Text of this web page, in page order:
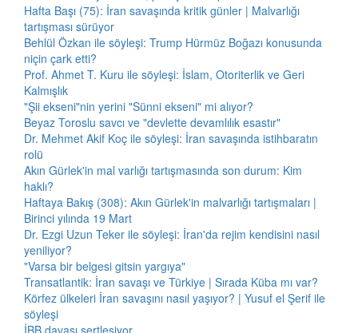
Hafta Başı (75): İran savaşında kritik günler | Malvarlığı
tartışması sürüyor
Behlül Özkan ile söyleşi: Trump Hürmüz Boğazı konusunda
niçin çark etti?
Prof. Ahmet T. Kuru ile söyleşi: İslam, Otoriterlik ve Geri
Kalmışlık
"Şii ekseni"nin yerini "Sünni ekseni" mi alıyor?
Beyaz Toroslu savcı ve "devlette devamlılık esastır"
Dr. Mehmet Akif Koç ile söyleşi: İran savaşında istihbaratın
rolü
Akın Gürlek'in mal varlığı tartışmasında son durum: Kim
haklı?
Haftaya Bakış (308): Akın Gürlek'in malvarlığı tartışmaları |
Birinci yılında 19 Mart
Dr. Ezgi Uzun Teker ile söyleşi: İran'da rejim kendisini nasıl
yeniliyor?
"Varsa bir belgesi gitsin yargıya"
Transatlantik: İran savaşı ve Türkiye | Sırada Küba mı var?
Körfez ülkeleri İran savaşını nasıl yaşıyor? | Yusuf el Şerif ile
söyleşi
İBB davası sertleşiyor